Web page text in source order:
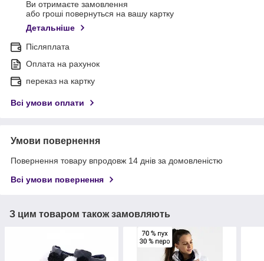
Ви отримаєте замовлення
або гроші повернуться на вашу картку
Детальніше
Післяплата
Оплата на рахунок
переказ на картку
Всі умови оплати
Умови повернення
Повернення товару впродовж 14 днів за домовленістю
Всі умови повернення
З цим товаром також замовляють